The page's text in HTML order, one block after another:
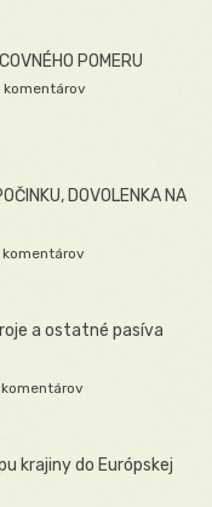
POMERU
komentárov
DOVOLENKA NA
komentárov
a ostatné pasíva
krajiny do Európskej